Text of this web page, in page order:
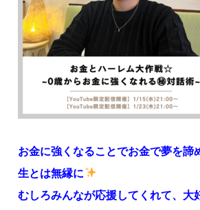
お金に強くなることでお金で夢を諦
生とは無縁に
むしろみんなが応援してくれて、大